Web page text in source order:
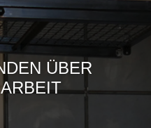
ÜBER